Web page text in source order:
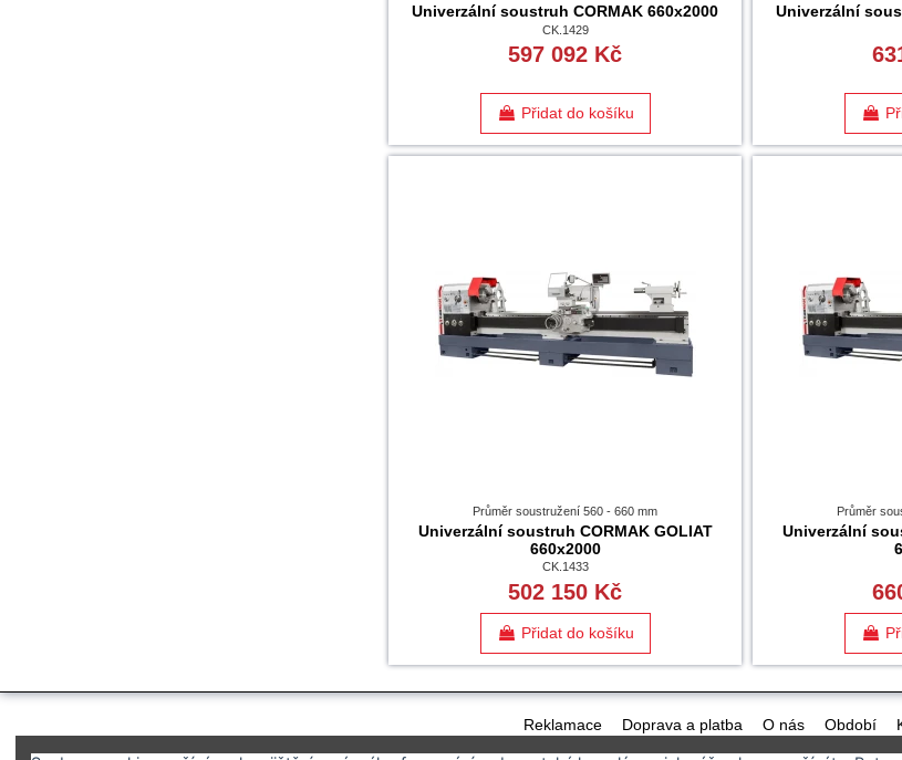
Univerzální soustruh CORMAK 660x2000
CK.1429
597 092 Kč
Přidat do košíku
Univerzální
Průměr soustružení 560 - 660 mm
Univerzální soustruh CORMAK GOLIAT
660x2000
CK.1433
502 150 Kč
Přidat do košíku
Průměr
Univerzální
Reklamace Doprava a platba O nás Období